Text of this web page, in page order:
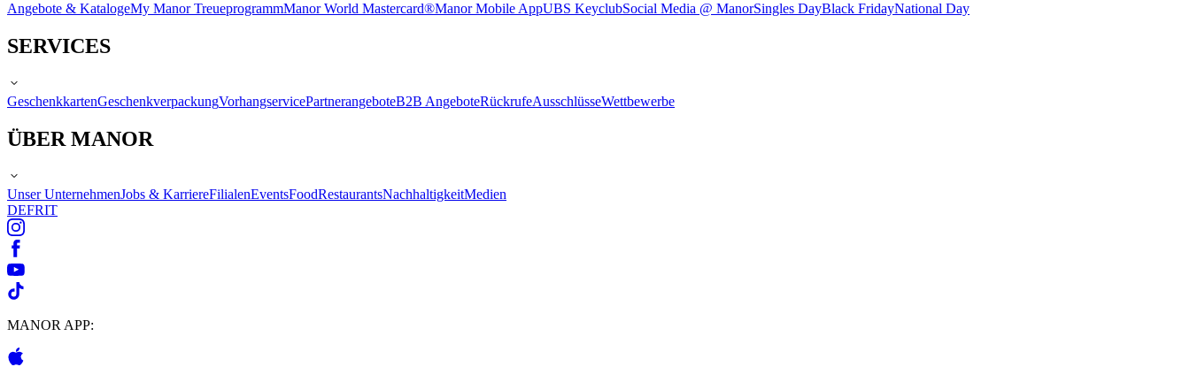
Angebote & KatalogeMy Manor TreueprogrammManor World Mastercard®Manor Mobile AppUBS KeyclubSocial Media @ ManorSingles DayBlack FridayNational Day
SERVICES
GeschenkkartenGeschenkverpackungVorhangservicePartnerangeboteB2B AngeboteRückrufeAusschlüsseWettbewerbe
ÜBER MANOR
Unser UnternehmenJobs & KarriereFilialenEventsFoodRestaurantsNachhaltigkeitMedien
DEFRIT
MANOR APP: